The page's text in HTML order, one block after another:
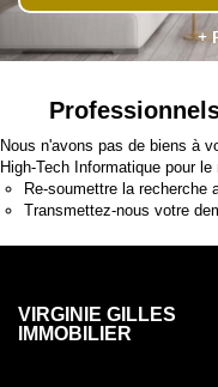
+
Nous n'avons pas de biens à
High-Tech Informatique pour
Re-soumettre la recherche
Transmettez-nous votre
VIRGINIE GILLES
IMMOBILIER